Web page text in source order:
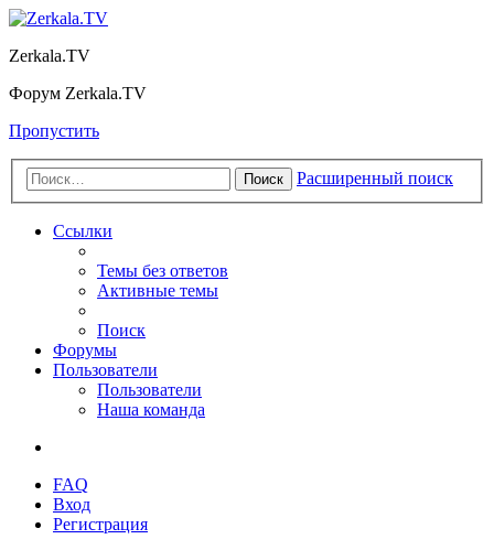
Zerkala.TV
Форум Zerkala.TV
Пропустить
Поиск Расширенный поиск
Ссылки
Темы без ответов
Активные темы
Поиск
Форумы
Пользователи
Пользователи
Наша команда
FAQ
Вход
Регистрация